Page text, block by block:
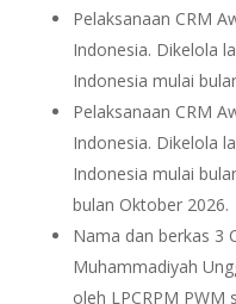
Pelaksanaan CRM
Indonesia. Dikelola
Indonesia mulai
Pelaksanaan CRM
Indonesia. Dikelola
Indonesia mulai
bulan Oktober 2026.
Nama dan berkas 3
Muhammadiyah
oleh LPCRPM PWM